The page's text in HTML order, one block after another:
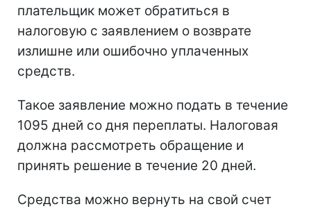
плательщик может обратиться в
налоговую с заявлением о возврате
излишне или ошибочно уплаченных
средств.
Такое заявление можно подать в течение
1095 дней со дня переплаты. Налоговая
должна рассмотреть обращение и
принять решение в течение 20 дней.
Средства можно вернуть на свой счет